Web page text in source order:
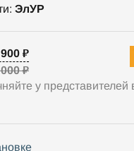
ЭлУР
₽
₽
у